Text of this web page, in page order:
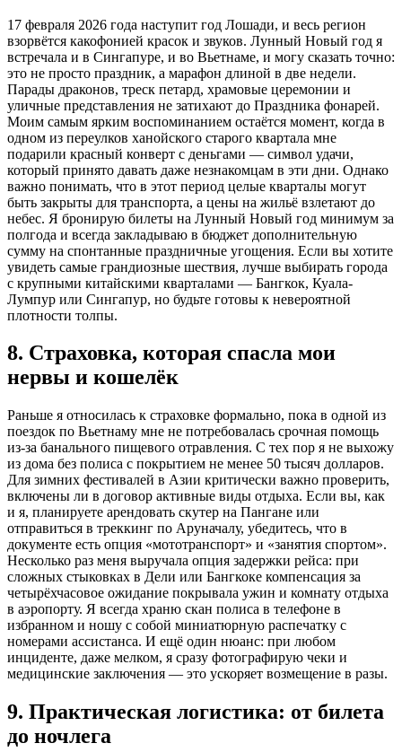
17 февраля 2026 года наступит год Лошади, и весь регион
взорвётся какофонией красок и звуков. Лунный Новый год я
встречала и в Сингапуре, и во Вьетнаме, и могу сказать точно:
это не просто праздник, а марафон длиной в две недели.
Парады драконов, треск петард, храмовые церемонии и
уличные представления не затихают до Праздника фонарей.
Моим самым ярким воспоминанием остаётся момент, когда в
одном из переулков ханойского старого квартала мне
подарили красный конверт с деньгами — символ удачи,
который принято давать даже незнакомцам в эти дни. Однако
важно понимать, что в этот период целые кварталы могут
быть закрыты для транспорта, а цены на жильё взлетают до
небес. Я бронирую билеты на Лунный Новый год минимум за
полгода и всегда закладываю в бюджет дополнительную
сумму на спонтанные праздничные угощения. Если вы хотите
увидеть самые грандиозные шествия, лучше выбирать города
с крупными китайскими кварталами — Бангкок, Куала-
Лумпур или Сингапур, но будьте готовы к невероятной
плотности толпы.
8. Страховка, которая спасла мои
нервы и кошелёк
Раньше я относилась к страховке формально, пока в одной из
поездок по Вьетнаму мне не потребовалась срочная помощь
из-за банального пищевого отравления. С тех пор я не выхожу
из дома без полиса с покрытием не менее 50 тысяч долларов.
Для зимних фестивалей в Азии критически важно проверить,
включены ли в договор активные виды отдыха. Если вы, как
и я, планируете арендовать скутер на Пангане или
отправиться в треккинг по Аруначалу, убедитесь, что в
документе есть опция «мототранспорт» и «занятия спортом».
Несколько раз меня выручала опция задержки рейса: при
сложных стыковках в Дели или Бангкоке компенсация за
четырёхчасовое ожидание покрывала ужин и комнату отдыха
в аэропорту. Я всегда храню скан полиса в телефоне в
избранном и ношу с собой миниатюрную распечатку с
номерами ассистанса. И ещё один нюанс: при любом
инциденте, даже мелком, я сразу фотографирую чеки и
медицинские заключения — это ускоряет возмещение в разы.
9. Практическая логистика: от билета
до ночлега